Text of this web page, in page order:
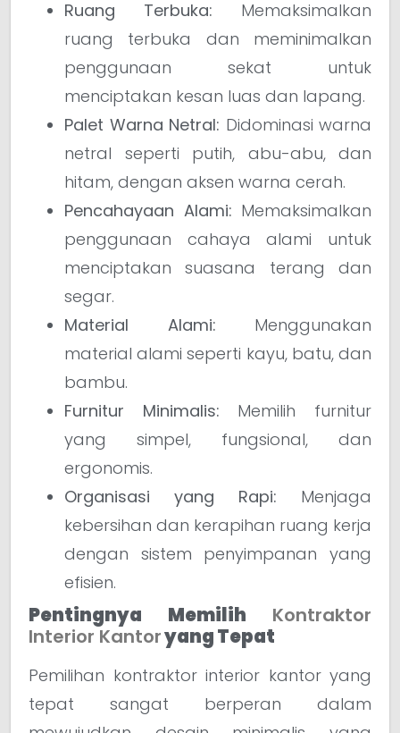
Ruang Terbuka: Memaksimalkan
ruang terbuka dan meminimalkan
penggunaan sekat untuk
menciptakan kesan luas dan lapang.
Palet Warna Netral: Didominasi warna
netral seperti putih, abu-abu, dan
hitam, dengan aksen warna cerah.
Pencahayaan Alami: Memaksimalkan
penggunaan cahaya alami untuk
menciptakan suasana terang dan
segar.
Material Alami: Menggunakan
material alami seperti kayu, batu, dan
bambu.
Furnitur Minimalis: Memilih furnitur
yang simpel, fungsional, dan
ergonomis.
Organisasi yang Rapi: Menjaga
kebersihan dan kerapihan ruang kerja
dengan sistem penyimpanan yang
efisien.
Pentingnya Memilih Kontraktor
Interior Kantoryang Tepat
Pemilihan kontraktor interior kantor yang
tepat sangat berperan dalam